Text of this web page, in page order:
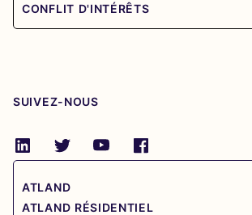
CONFLIT D'INTÉRÊTS
SUIVEZ-NOUS
ATLAND
ATLAND RÉSIDENTIEL